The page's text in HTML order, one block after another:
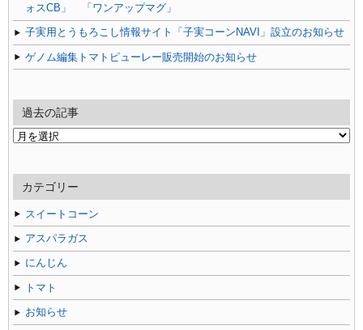
ォスCB」 「ワンアップマグ」
子実用とうもろこし情報サイト「子実コーンNAVI」設立のお知らせ
ゲノム編集トマトピューレー販売開始のお知らせ
過去の記事
過
記
事
カテゴリー
スイートコーン
アスパラガス
にんじん
トマト
お知らせ